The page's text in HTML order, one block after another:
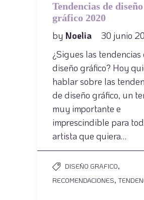
Tendencias de diseño
gráfico 2020
by Noelia
30 junio
¿Sigues las tendencias
diseño gráfico? Hoy
hablar sobre las
de diseño gráfico, un
muy importante e
imprescindible para
artista que quiera…
DISEÑO GRAFICO,
RECOMENDACIONES,